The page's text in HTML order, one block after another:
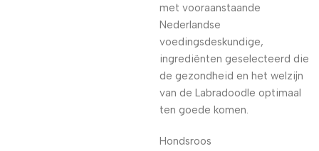
met vooraanstaande
Nederlandse
voedingsdeskundige,
ingrediënten geselecteerd die
de gezondheid en het welzijn
van de Labradoodle optimaal
ten goede komen.
Hondsroos